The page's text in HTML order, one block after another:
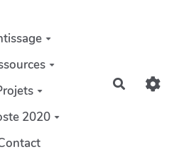
2020